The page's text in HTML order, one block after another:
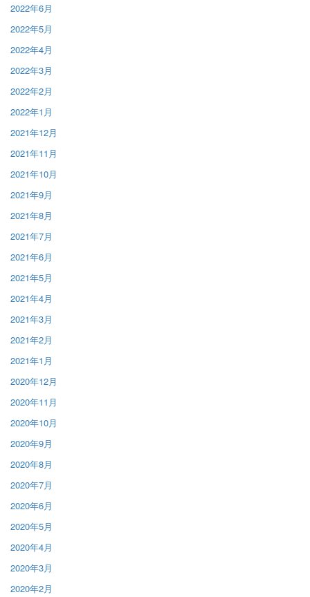
2022年6月
2022年5月
2022年4月
2022年3月
2022年2月
2022年1月
2021年12月
2021年11月
2021年10月
2021年9月
2021年8月
2021年7月
2021年6月
2021年5月
2021年4月
2021年3月
2021年2月
2021年1月
2020年12月
2020年11月
2020年10月
2020年9月
2020年8月
2020年7月
2020年6月
2020年5月
2020年4月
2020年3月
2020年2月